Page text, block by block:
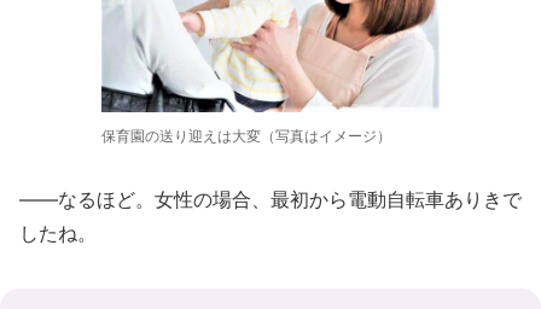
保育園の送り迎えは大変（写真はイメージ）
――なるほど。女性の場合、最初から電動自転車ありきで
したね。